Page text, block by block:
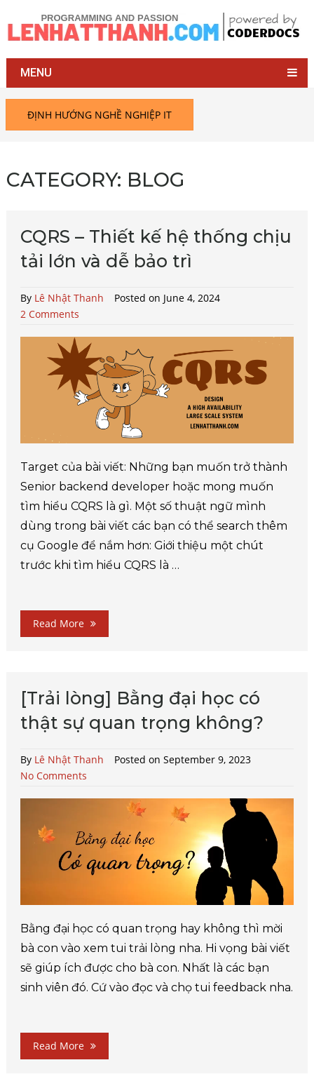
MENU
ĐỊNH HƯỚNG NGHỀ NGHIỆP IT
CATEGORY: BLOG
CQRS – Thiết kế hệ thống chịu
tải lớn và dễ bảo trì
By Lê Nhật Thanh
Posted on June 4, 2024
2 Comments
Target của bài viết: Những bạn muốn trở thành
Senior backend developer hoặc mong muốn
tìm hiểu CQRS là gì. Một số thuật ngữ mình
dùng trong bài viết các bạn có thể search thêm
cụ Google để nắm hơn: Giới thiệu một chút
trước khi tìm hiểu CQRS là …
Read More
[Trải lòng] Bằng đại học có
thật sự quan trọng không?
By Lê Nhật Thanh
Posted on September 9, 2023
No Comments
Bằng đại học có quan trọng hay không thì mời
bà con vào xem tui trải lòng nha. Hi vọng bài viết
sẽ giúp ích được cho bà con. Nhất là các bạn
sinh viên đó. Cứ vào đọc và chọ tui feedback nha.
Read More